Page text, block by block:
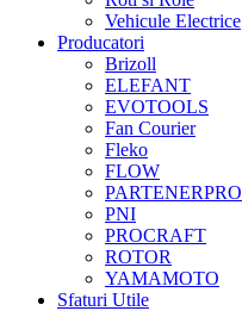
Vehicule Electrice
Producatori
Brizoll
ELEFANT
EVOTOOLS
Fan Courier
Fleko
FLOW
PARTENERPRO
PNI
PROCRAFT
ROTOR
YAMAMOTO
Sfaturi Utile